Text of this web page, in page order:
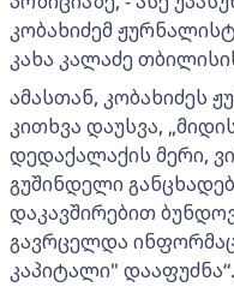
კობახიძემ
კახა კალაძე
ამასთან, კობახიძეს
კითხვა დაუსვა,
დედაქალაქის მერი,
გუშინდელი
დაკავშირებით
გავრცელდა
კაპიტალი" დააფუძნა“.